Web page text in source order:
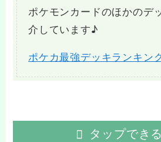
ポケモンカードのほかのデ
介しています♪
ポケカ最強デッキランキン
タップでき